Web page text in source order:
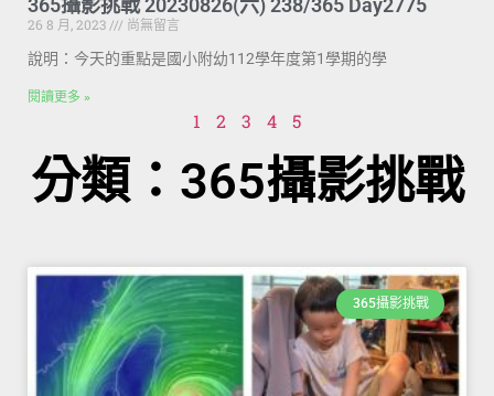
365攝影挑戰 20230826(六) 238/365 Day2775
26 8 月, 2023
尚無留言
說明：今天的重點是國小附幼112學年度第1學期的學
閱讀更多 »
1 2 3 4 5
分類：365攝影挑戰
365攝影挑戰